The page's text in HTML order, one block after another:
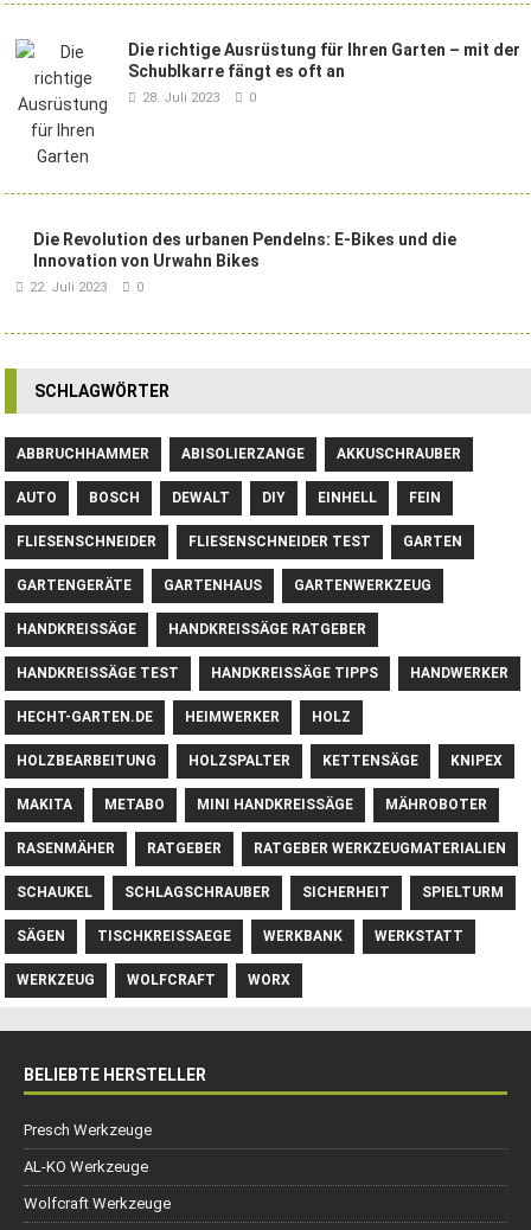
Die richtige Ausrüstung für Ihren Garten – mit der
Schublkarre fängt es oft an
28. Juli 2023 0
Die Revolution des urbanen Pendelns: E-Bikes und die
Innovation von Urwahn Bikes
22. Juli 2023 0
SCHLAGWÖRTER
ABBRUCHHAMMER ABISOLIERZANGE AKKUSCHRAUBER
AUTO BOSCH DEWALT DIY EINHELL FEIN
FLIESENSCHNEIDER FLIESENSCHNEIDER TEST GARTEN
GARTENGERÄTE GARTENHAUS GARTENWERKZEUG
HANDKREISSÄGE HANDKREISSÄGE RATGEBER
HANDKREISSÄGE TEST HANDKREISSÄGE TIPPS HANDWERKER
HECHT-GARTEN.DE HEIMWERKER HOLZ
HOLZBEARBEITUNG HOLZSPALTER KETTENSÄGE KNIPEX
MAKITA METABO MINI HANDKREISSÄGE MÄHROBOTER
RASENMÄHER RATGEBER RATGEBER WERKZEUGMATERIALIEN
SCHAUKEL SCHLAGSCHRAUBER SICHERHEIT SPIELTURM
SÄGEN TISCHKREISSAEGE WERKBANK WERKSTATT
WERKZEUG WOLFCRAFT WORX
BELIEBTE HERSTELLER
Presch Werkzeuge
AL-KO Werkzeuge
Wolfcraft Werkzeuge